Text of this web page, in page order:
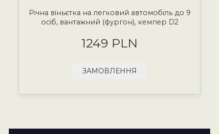
Річна віньєтка на легковий автомобіль до 9
осіб, вантажний (фургон), кемпер D2
1249 PLN
ЗАМОВЛЕННЯ